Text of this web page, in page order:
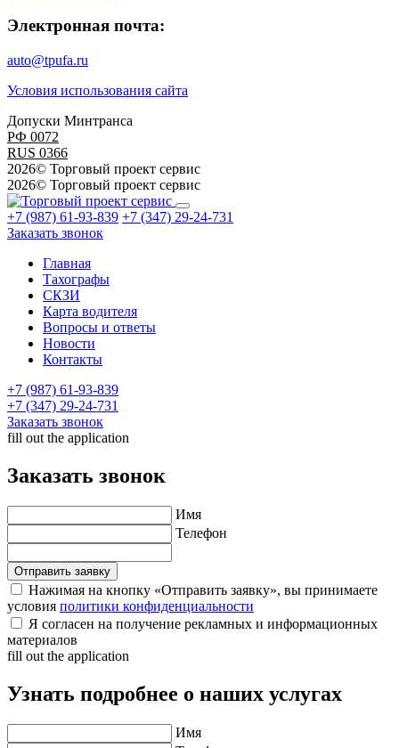
Электронная почта:
auto@tpufa.ru
Условия использования сайта
Допуски Минтранса
РФ 0072
RUS 0366
2026© Торговый проект сервис
2026© Торговый проект сервис
+7 (987) 61-93-839 +7 (347) 29-24-731
Заказать звонок
Главная
Тахографы
СКЗИ
Карта водителя
Вопросы и ответы
Новости
Контакты
+7 (987) 61-93-839
+7 (347) 29-24-731
Заказать звонок
fill out the application
Заказать звонок
Имя
Телефон
Нажимая на кнопку «Отправить заявку», вы принимаете
условия политики конфиденциальности
Я согласен на получение рекламных и информационных
материалов
fill out the application
Узнать подробнее о наших услугах
Имя